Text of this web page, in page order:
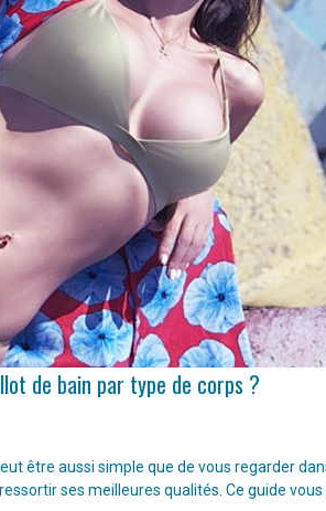
de bain par type de corps ?
être aussi simple que de vous regarder
ses meilleures qualités. Ce guide